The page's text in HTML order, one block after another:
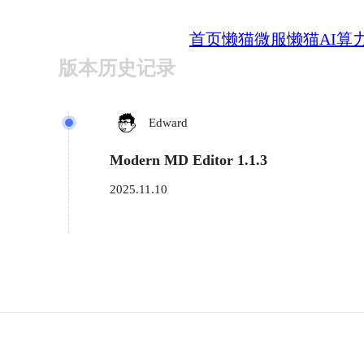
首页懒猫微服懒猫AI算
版本历史记录
Edward
Modern MD Editor 1.1.3
2025.11.10